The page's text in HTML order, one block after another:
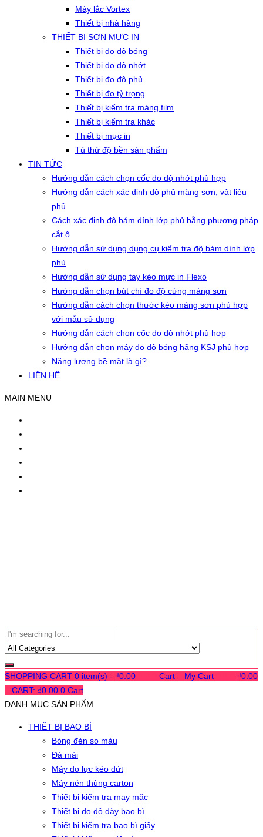
Máy lắc Vortex
Thiết bị nhà hàng
THIẾT BỊ SƠN MỰC IN
Thiết bị đo độ bóng
Thiết bị đo độ nhớt
Thiết bị đo độ phủ
Thiết bị đo tỷ trọng
Thiết bị kiểm tra màng film
Thiết bị kiểm tra khác
Thiết bị mực in
Tủ thử độ bền sản phẩm
TIN TỨC
Hướng dẫn cách chọn cốc đo độ nhớt phù hợp
Hướng dẫn cách xác định độ phủ màng sơn, vật liệu
phủ
Cách xác định độ bám dính lớp phủ bằng phương pháp
cắt ô
Hướng dẫn sử dụng dụng cụ kiểm tra độ bám dính lớp
phủ
Hướng dẫn sử dụng tay kéo mực in Flexo
Hướng dẫn chọn bút chì đo độ cứng màng sơn
Hướng dẫn cách chọn thước kéo màng sơn phù hợp
với mẫu sử dụng
Hướng dẫn cách chọn cốc đo độ nhớt phù hợp
Hướng dẫn chọn máy đo độ bóng hãng KSJ phù hợp
Năng lượng bề mặt là gì?
LIÊN HỆ
MAIN MENU
SHOPPING CART 0 item(s) - ₫0.00 Cart My Cart ₫0.00
CART: ₫0.00 0 Cart
DANH MỤC SẢN PHẨM
THIẾT BỊ BAO BÌ
Bóng đèn so màu
Đá mài
Máy đo lực kéo đứt
Máy nén thùng carton
Thiết bị kiểm tra may mặc
Thiết bị đo độ dày bao bì
Thiết bị kiểm tra bao bì giấy